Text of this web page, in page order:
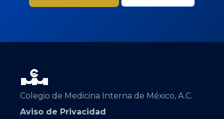
Colegio de Medicina Interna de México, A.C.
Aviso de Privacidad